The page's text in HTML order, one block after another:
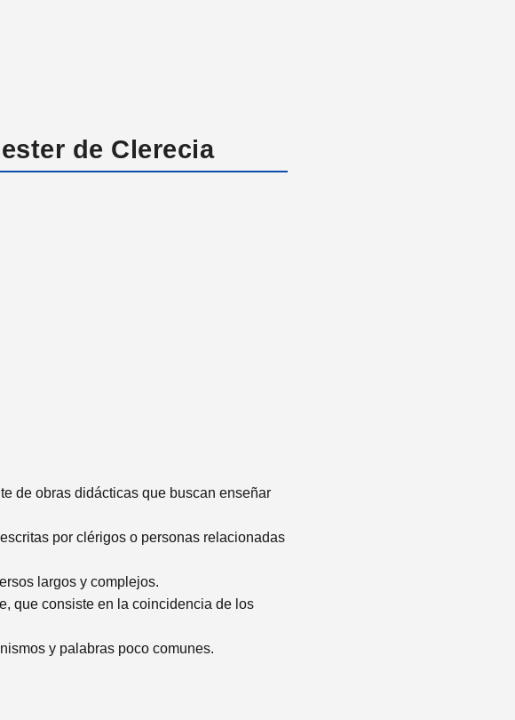
de Clerecia
de obras didácticas que buscan enseñar
por clérigos o personas relacionadas
largos y complejos.
que consiste en la coincidencia de los
y palabras poco comunes.